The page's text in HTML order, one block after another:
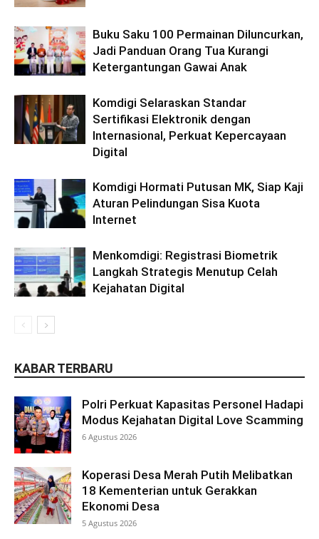
Buku Saku 100 Permainan Diluncurkan,
Jadi Panduan Orang Tua Kurangi
Ketergantungan Gawai Anak
Komdigi Selaraskan Standar
Sertifikasi Elektronik dengan
Internasional, Perkuat Kepercayaan
Digital
Komdigi Hormati Putusan MK, Siap Kaji
Aturan Pelindungan Sisa Kuota
Internet
Menkomdigi: Registrasi Biometrik
Langkah Strategis Menutup Celah
Kejahatan Digital
KABAR TERBARU
Polri Perkuat Kapasitas Personel Hadapi
Modus Kejahatan Digital Love Scamming
6 Agustus 2026
Koperasi Desa Merah Putih Melibatkan
18 Kementerian untuk Gerakkan
Ekonomi Desa
5 Agustus 2026